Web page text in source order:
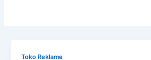
Toko Reklame